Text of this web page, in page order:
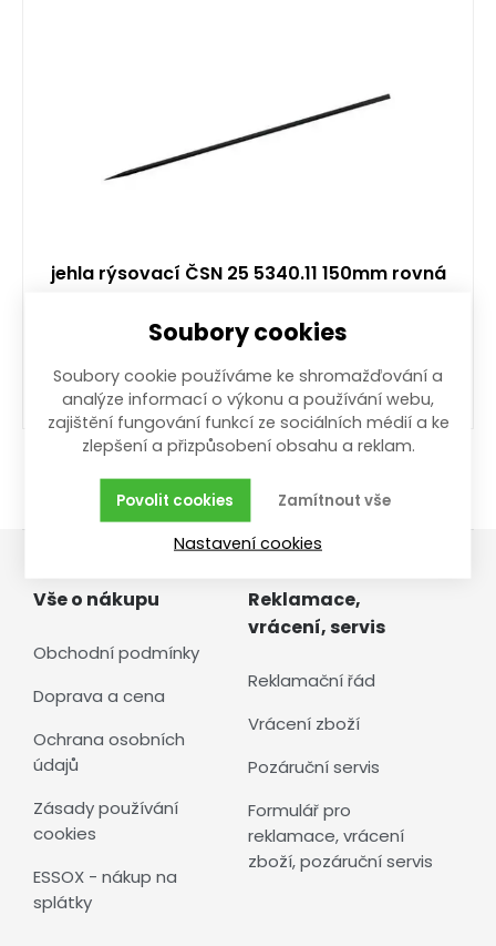
jehla rýsovací ČSN 25 5340.11 150mm rovná
nastavte hlídání zboží.
48,20Kč/ kss DPH
Vše o nákupu
Obchodní podmínky
Doprava a cena
Ochrana osobních
údajů
Zásady používání
cookies
ESSOX - nákup na
splátky
Reklamace,
vrácení, servis
Reklamační řád
Vrácení zboží
Pozáruční servis
Formulář pro
reklamace, vrácení
zboží, pozáruční servis
Soubory cookies
Soubory cookie používáme ke shromažďování a
analýze informací o výkonu a používání webu,
zajištění fungování funkcí ze sociálních médií a ke
zlepšení a přizpůsobení obsahu a reklam.
Zamítnout vše
Povolit cookies
Nastavení cookies